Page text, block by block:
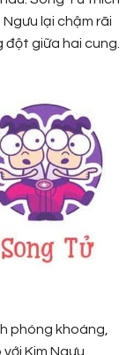
lại chậm rãi
đột giữa hai cung.
phóng khoáng,
Kim Ngưu,